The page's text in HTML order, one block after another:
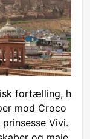
fortælling, h
mod Croco
Vivi.